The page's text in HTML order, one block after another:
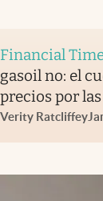
Financial
gasoil no: el
precios por
Verity Ratcliffey